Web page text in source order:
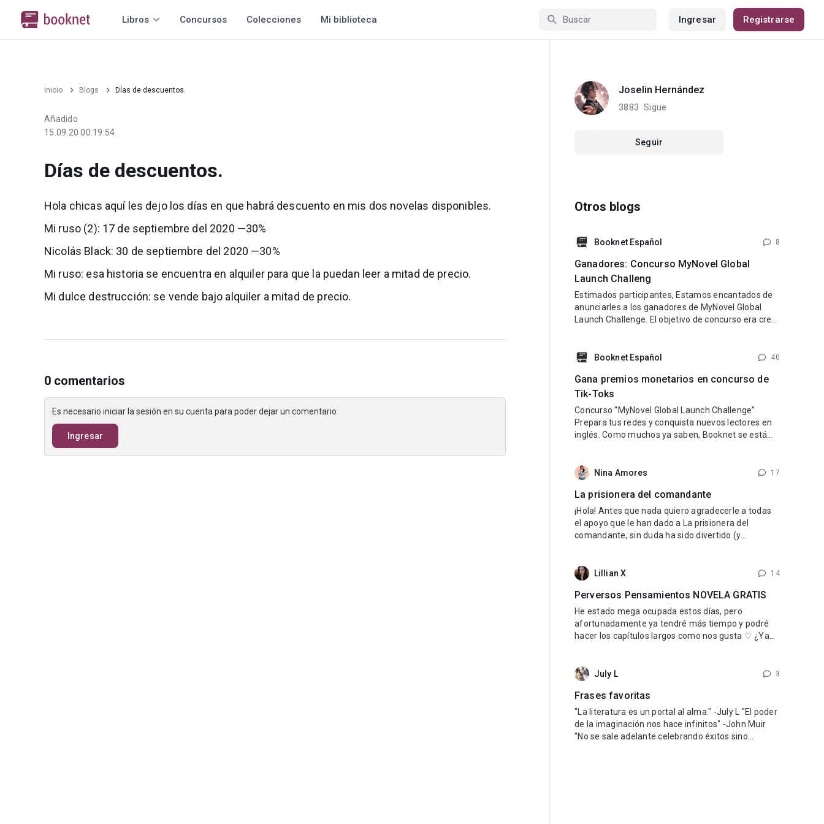
Libros Concursos Colecciones Mi biblioteca Ingresar Registrarse
Inicio Blogs Días de descuentos.
Añadido
15.09.20 00:19:54
Días de descuentos.
Hola chicas aquí les dejo los días en que habrá descuento en mis dos novelas disponibles.
Mi ruso (2): 17 de septiembre del 2020 —30%
Nicolás Black: 30 de septiembre del 2020 —30%
Mi ruso: esa historia se encuentra en alquiler para que la puedan leer a mitad de precio.
Mi dulce destrucción: se vende bajo alquiler a mitad de precio.
0 comentarios
Es necesario iniciar la sesión en su cuenta para poder dejar un comentario
Ingresar
Joselin Hernández
3883 Sigue
Seguir
Otros blogs
Booknet Español 8
Ganadores: Concurso MyNovel Global
Launch Challeng
Estimados participantes, Estamos encantados de
anunciarles a los ganadores de MyNovel Global
Launch Challenge. El objetivo de concurso era crear
libros de otros autores si no eres escritor). Link al
usuario de TikTok dark.reader3 2
Booknet Español 40
Gana premios monetarios en concurso de
Tik-Toks
Concurso “MyNovel Global Launch Challenge”
Prepara tus redes y conquista nuevos lectores en
inglés. Como muchos ya saben, Booknet se está
autores podrán vender sus libros traducidos a
mundo. El primer idioma será
Nina Amores 17
La prisionera del comandante
¡Hola! Antes que nada quiero agradecerle a todas
el apoyo que le han dado a La prisionera del
comandante, sin duda ha sido divertido (y
leido Una esposa para el rey, si les está gustando
encontrar de forma gratuita aquí
Lillian X 14
Perversos Pensamientos NOVELA GRATIS
He estado mega ocupada estos días, pero
afortunadamente ya tendré más tiempo y podré
hacer los capítulos largos como nos gusta ♡ ¿Ya
DEBES, y repito DEBES leerla. Tenemos un
que
July L 3
Frases favoritas
"La literatura es un portal al alma." -July L "El poder
de la imaginación nos hace infinitos" -John Muir
"No se sale adelante celebrando éxitos sino